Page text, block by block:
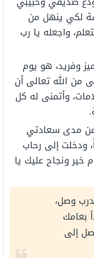
لكي ينهل من
واجعله يا رب
وفريد، هو يوم
من الله تعالى أن
وأتمنى له كل
عن مدى سعادتي
ودخلت إلى رحاب
خير ونجاح عليك يا
وصل،
بعامك
إلى